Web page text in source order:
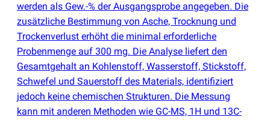
werden als Gew.-% der Ausgangsprobe angegeben. Die
zusätzliche Bestimmung von Asche, Trocknung und
Trockenverlust erhöht die minimal erforderliche
Probenmenge auf 300 mg. Die Analyse liefert den
Gesamtgehalt an Kohlenstoff, Wasserstoff, Stickstoff,
Schwefel und Sauerstoff des Materials, identifiziert
jedoch keine chemischen Strukturen. Die Messung
kann mit anderen Methoden wie GC-MS, 1H und 13C-